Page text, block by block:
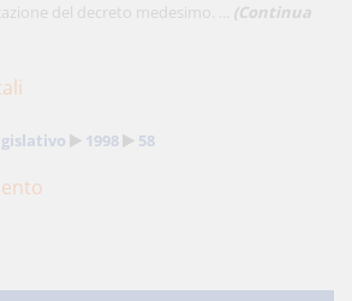
del decreto medesimo. ... (Continua
1998 58